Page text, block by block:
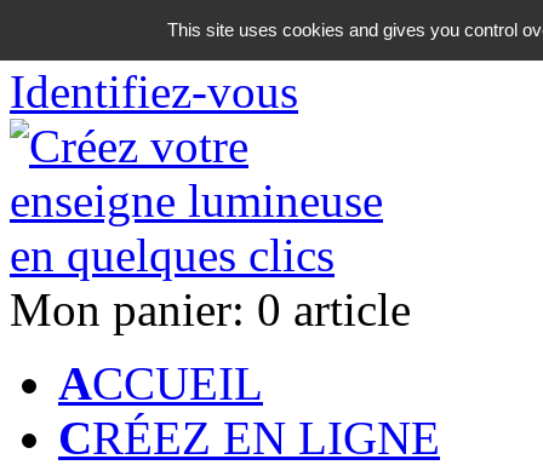
06 18 42 08 59
Identifiez-vous
Mon panier: 0 article
ACCUEIL
CRÉEZ EN LIGNE
This site uses cookies and gives you control